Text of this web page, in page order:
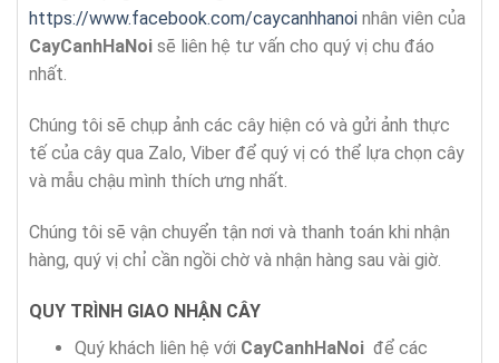
https://www.facebook.com/caycanhhanoi nhân viên của
CayCanhHaNoi sẽ liên hệ tư vấn cho quý vị chu đáo
nhất.
Chúng tôi sẽ chụp ảnh các cây hiện có và gửi ảnh thực
tế của cây qua Zalo, Viber để quý vị có thể lựa chọn cây
và mẫu chậu mình thích ưng nhất.
Chúng tôi sẽ vận chuyển tận nơi và thanh toán khi nhận
hàng, quý vị chỉ cần ngồi chờ và nhận hàng sau vài giờ.
QUY TRÌNH GIAO NHẬN CÂY
Quý khách liên hệ với CayCanhHaNoiđể các